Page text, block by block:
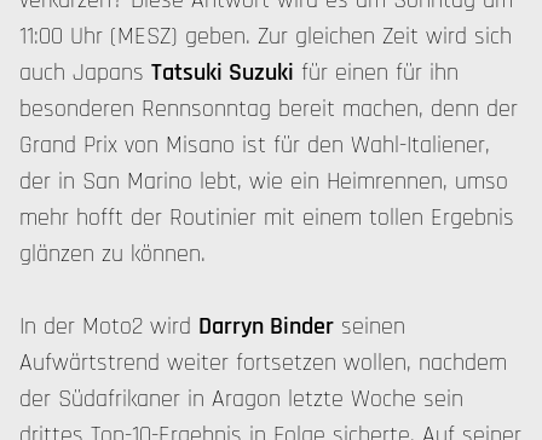
11:00 Uhr (MESZ) geben. Zur gleichen Zeit wird sich
auch Japans Tatsuki Suzuki für einen für ihn
besonderen Rennsonntag bereit machen, denn der
Grand Prix von Misano ist für den Wahl-Italiener,
der in San Marino lebt, wie ein Heimrennen, umso
mehr hofft der Routinier mit einem tollen Ergebnis
glänzen zu können.
In der Moto2 wird Darryn Binder seinen
Aufwärtstrend weiter fortsetzen wollen, nachdem
der Südafrikaner in Aragon letzte Woche sein